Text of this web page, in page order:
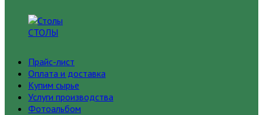
СТОЛЫ
Прайс-лист
Оплата и доставка
Купим сырье
Услуги производства
Фотоальбом